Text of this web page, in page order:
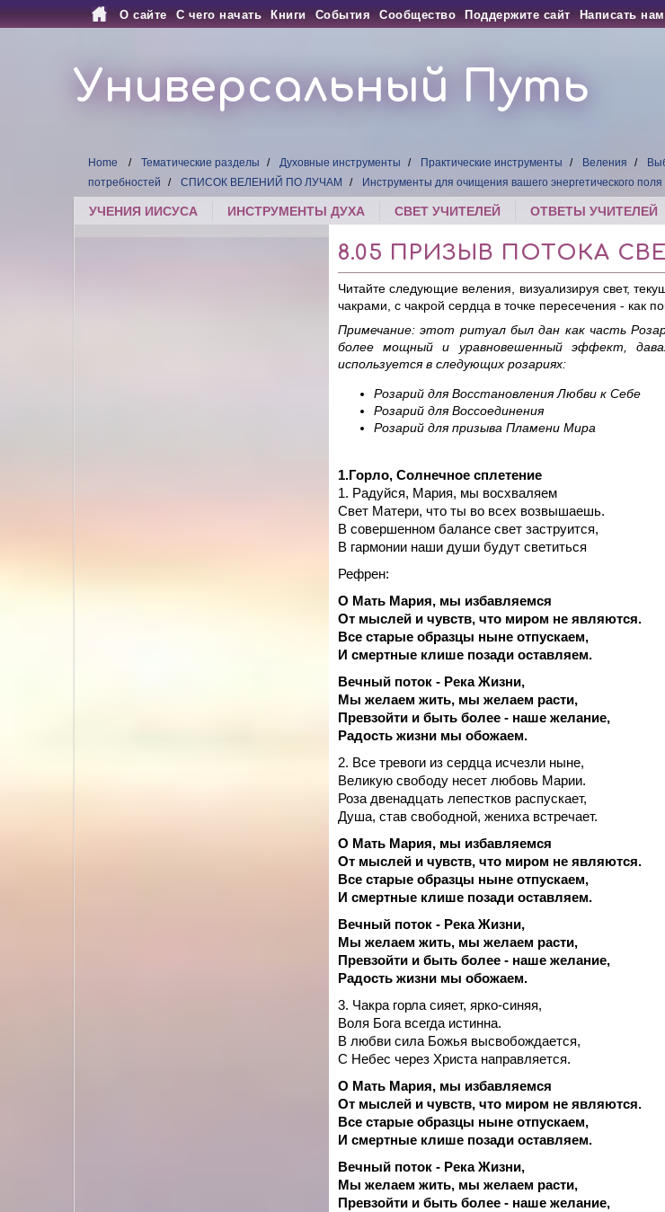
О сайте С чего начать Книги События Сообщество Поддержите сайт Написать нам
Универсальный Путь
Home Тематические разделы Духовные инструменты Практические инструменты Веления
потребностей
СПИСОК ВЕЛЕНИЙ ПО ЛУЧАМ Инструменты для очищения вашего энергетического поля
УЧЕНИЯ ИИСУСА ИНСТРУМЕНТЫ ДУХА СВЕТ УЧИТЕЛЕЙ ОТВЕТЫ УЧИТЕЛЕЙ
8.05 ПРИЗЫВ ПОТОКА
Читайте следующие веления, визуализируя свет,
чакрами, с чакрой сердца в точке пересечения - как
Примечание: этот ритуал был дан как часть
более мощный и уравновешенный эффект,
используется в следующих розариях:
Розарий для Восстановления Любви к Себе
Розарий для Воссоединения
Розарий для призыва Пламени Мира
1.Горло, Солнечное сплетение
1. Радуйся, Мария, мы восхваляем
Свет Матери, что ты во всех возвышаешь.
В совершенном балансе свет заструится,
В гармонии наши души будут светиться
Рефрен:
О Мать Мария, мы избавляемся
От мыслей и чувств, что миром не являются.
Все старые образцы ныне отпускаем,
И смертные клише позади оставляем.
Вечный поток - Река Жизни,
Мы желаем жить, мы желаем расти,
Превзойти и быть более - наше желание,
Радость жизни мы обожаем.
2. Все тревоги из сердца исчезли ныне,
Великую свободу несет любовь Марии.
Роза двенадцать лепестков распускает,
Душа, став свободной, жениха встречает.
О Мать Мария, мы избавляемся
От мыслей и чувств, что миром не являются.
Все старые образцы ныне отпускаем,
И смертные клише позади оставляем.
Вечный поток - Река Жизни,
Мы желаем жить, мы желаем расти,
Превзойти и быть более - наше желание,
Радость жизни мы обожаем.
3. Чакра горла сияет, ярко-синяя,
Воля Бога всегда истинна.
В любви сила Божья высвобождается,
С Небес через Христа направляется.
О Мать Мария, мы избавляемся
От мыслей и чувств, что миром не являются.
Все старые образцы ныне отпускаем,
И смертные клише позади оставляем.
Вечный поток - Река Жизни,
Мы желаем жить, мы желаем расти,
Превзойти и быть более - наше желание,